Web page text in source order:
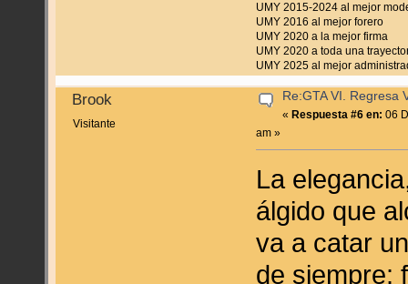
UMY 2015-2024 al mejor
UMY 2016 al mejor forero
UMY 2020 a la mejor firma
UMY 2020 a toda una
UMY 2025 al mejor
Brook
Visitante
Re:GTA VI. Regresa
« Respuesta #6 en: 06
am »
La
álgido que
va a catar
de siempre: